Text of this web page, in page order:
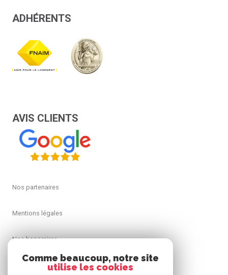
ADHÉRENTS
AVIS CLIENTS
Nos partenaires
Mentions légales
Nos honoraires
Comme beaucoup, notre site
utilise les cookies